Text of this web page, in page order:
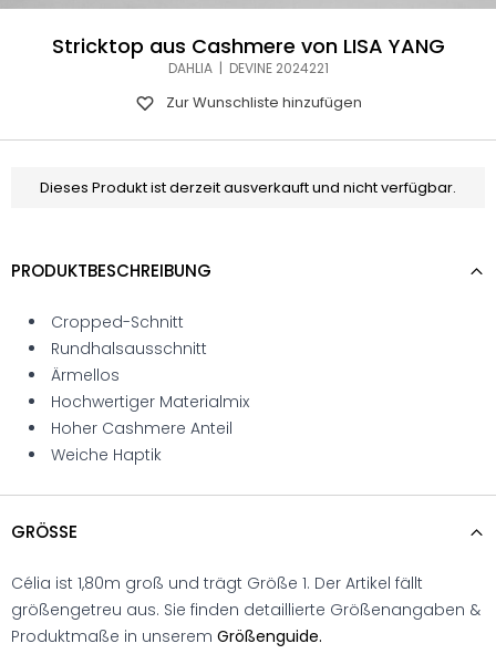
Stricktop aus Cashmere von LISA YANG
DAHLIA | DEVINE 2024221
Zur Wunschliste hinzufügen
Dieses Produkt ist derzeit ausverkauft und nicht verfügbar.
PRODUKTBESCHREIBUNG
Cropped-Schnitt
Rundhalsausschnitt
Ärmellos
Hochwertiger Materialmix
Hoher Cashmere Anteil
Weiche Haptik
GRÖSSE
Célia ist 1,80m groß und trägt Größe 1. Der Artikel fällt
größengetreu aus. Sie finden detaillierte Größenangaben &
Produktmaße in unserem Größenguide.